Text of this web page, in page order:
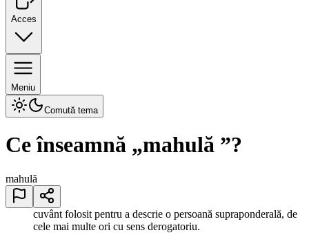
Acces
Meniu
Comută tema
Ce înseamnă „mahulă ”?
mahulă
cuvânt folosit pentru a descrie o persoană supraponderală, de
cele mai multe ori cu sens derogatoriu.